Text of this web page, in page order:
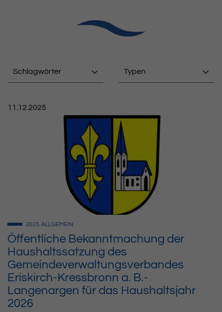
Schlagwörter Typen
Veröffentlicht am:
11.12.2025
Öffentliche Bekanntmachung der
Haushaltssatzung des
Gemeindeverwaltungsverbandes
Eriskirch-Kressbronn a. B.-
Langenargen für das Haushaltsjahr
2026
2025 ALLGEMEIN